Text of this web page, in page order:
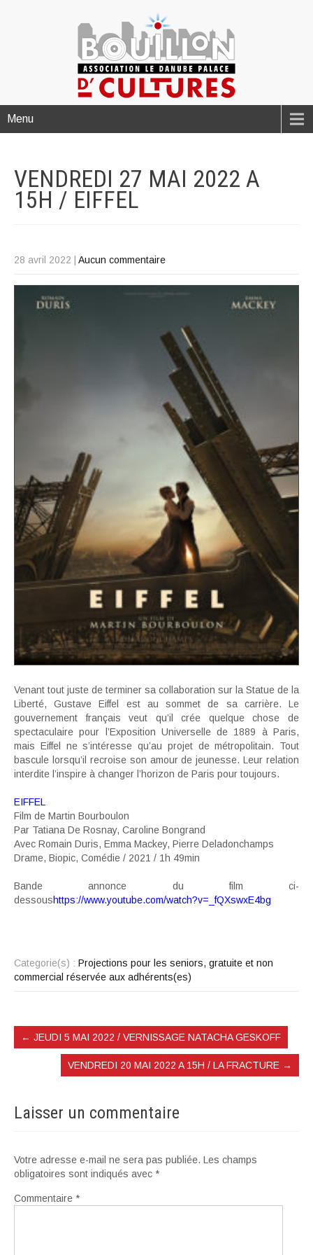
Menu
VENDREDI 27 MAI 2022 A
15H / EIFFEL
28 avril 2022 Aucun commentaire
Venant tout juste de terminer sa collaboration sur la Statue de la
Liberté, Gustave Eiffel est au sommet de sa carrière. Le
gouvernement français veut qu’il crée quelque chose de
spectaculaire pour l’Exposition Universelle de 1889 à Paris,
mais Eiffel ne s’intéresse qu’au projet de métropolitain. Tout
bascule lorsqu’il recroise son amour de jeunesse. Leur relation
interdite l’inspire à changer l’horizon de Paris pour toujours.
EIFFEL
Film de Martin Bourboulon
Par Tatiana De Rosnay, Caroline Bongrand
Avec Romain Duris, Emma Mackey, Pierre Deladonchamps
Drame, Biopic, Comédie / 2021 / 1h 49min
Bande annonce du film ci-
dessoushttps://www.youtube.com/watch?v=_fQXswxE4bg
Categorie(s) : Projections pour les seniors, gratuite et non
commercial réservée aux adhérents(es)
← JEUDI 5 MAI 2022 / VERNISSAGE NATACHA GESKOFF
VENDREDI 20 MAI 2022 A 15H / LA FRACTURE →
Laisser un commentaire
Votre adresse e-mail ne sera pas publiée. Les champs
obligatoires sont indiqués avec *
Commentaire *